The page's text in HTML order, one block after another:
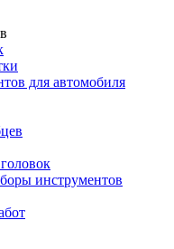
для автомобиля
инструментов